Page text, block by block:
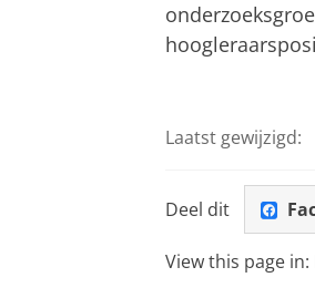
Laatst gewijzigd:
Deel dit
View this page in: